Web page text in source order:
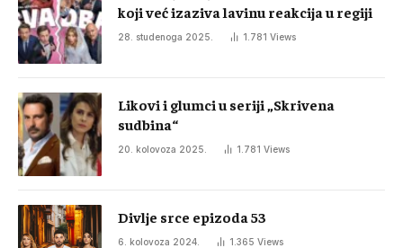
koji već izaziva lavinu reakcija u regiji
28. studenoga 2025. 1.781 Views
Likovi i glumci u seriji „Skrivena
sudbina“
20. kolovoza 2025. 1.781 Views
Divlje srce epizoda 53
6. kolovoza 2024. 1.365 Views